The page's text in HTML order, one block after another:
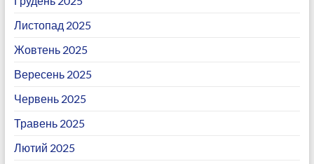
Листопад 2025
Жовтень 2025
Вересень 2025
Червень 2025
Травень 2025
Лютий 2025